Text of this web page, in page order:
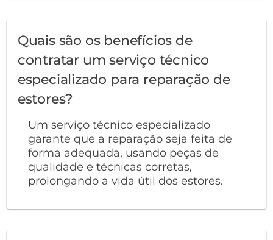
Quais são os benefícios de
contratar um serviço técnico
especializado para reparação de
estores?
Um serviço técnico especializado
garante que a reparação seja feita de
forma adequada, usando peças de
qualidade e técnicas corretas,
prolongando a vida útil dos estores.